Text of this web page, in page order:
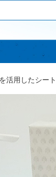
活用したシート